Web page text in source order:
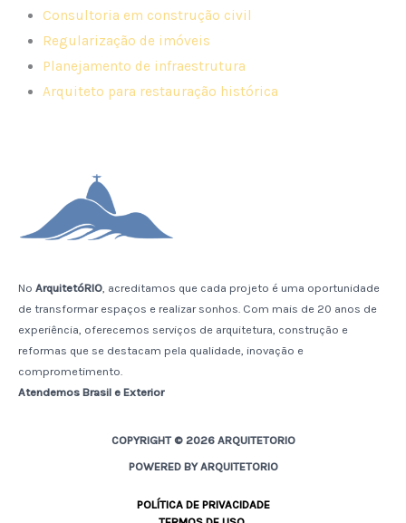
Consultoria em construção civil
Regularização de imóveis
Planejamento de infraestrutura
Arquiteto para restauração histórica
No ArquitetóRIO , acreditamos que cada projeto é uma oportunidade
de transformar espaços e realizar sonhos. Com mais de 20 anos de
experiência, oferecemos serviços de arquitetura, construção e
reformas que se destacam pela qualidade, inovação e
comprometimento.
Atendemos Brasil e Exterior
COPYRIGHT © 2026 ARQUITETORIO
POWERED BY ARQUITETORIO
POLÍTICA DE PRIVACIDADE